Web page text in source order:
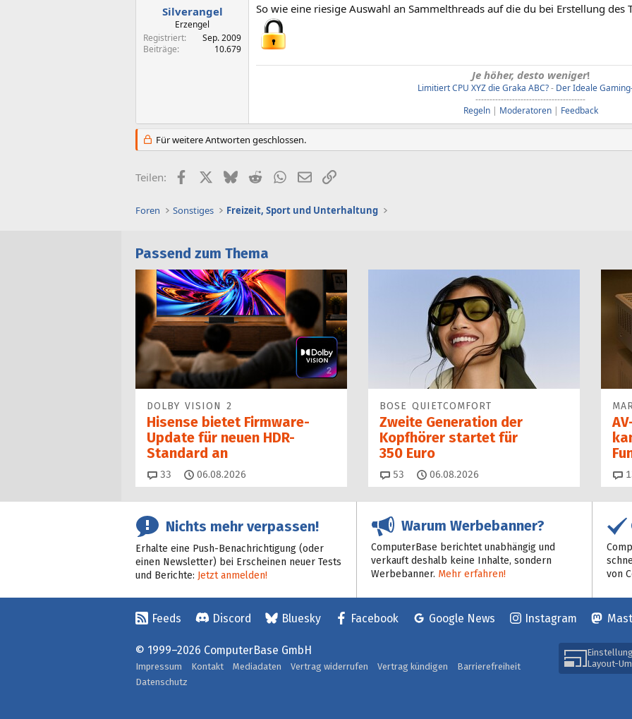
Silverangel
Erzengel
Registriert
Sep. 2009
Beiträge
10.679
So wie eine riesige Auswahl an Sammelthreads auf die du bei Erstellung des
Je höher, desto weniger!
Limitiert CPU XYZ die Graka ABC?- Der Ideale
---------------------------------------
Regeln| Moderatoren| Feedback
Für weitere Antworten geschlossen.
Teilen: FacebookX (Twitter)
BlueskyRedditWhatsApp
E-MailLink
Foren Sonstiges Freizeit, Sport und Unterhaltung
Passend zum Thema
DOLBY VISION 2
Hisense bietet Firmware-
Update für neuen HDR-
Standard an
33 Kommentare
06.08.2026
BOSE QUIETCOMFORT
Zweite Generation der
Kopfhörer startet für
350 Euro
53 Kommentare
06.08.2026
Nichts mehr verpassen!
Erhalte eine Push-Benachrichtigung (oder
einen Newsletter) bei Erscheinen neuer Tests
und Berichte: Jetzt anmelden!
Warum Werbebanner?
ComputerBase berichtet unabhängig und
verkauft deshalb keine Inhalte, sondern
Werbebanner. Mehr erfahren!
von
Feeds Discord Bluesky Facebook Google News Instagram
Layout-
© 1999–2026 ComputerBase GmbH
Impressum Kontakt Mediadaten Vertrag widerrufen Vertrag kündigen
Barrierefreiheit
Datenschutz